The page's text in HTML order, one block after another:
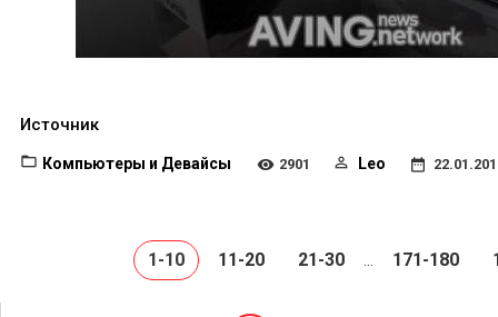
Источник
Компьютеры и Девайсы 2901 Leo
1-10 11-20 21-30 ... 171-180